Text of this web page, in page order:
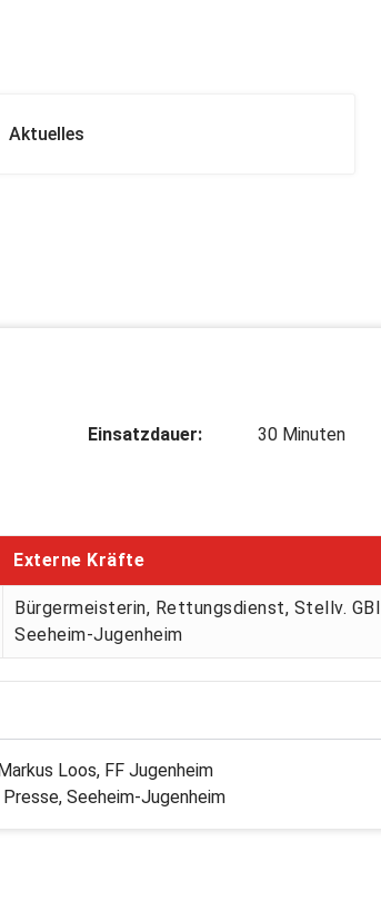
Aktuelles
Einsatzdauer: 30 Minuten
Externe Kräfte
Bürgermeisterin, Rettungsdienst, Stellv. GBI
Seeheim-Jugenheim
Loos, FF Jugenheim
Presse, Seeheim-Jugenheim